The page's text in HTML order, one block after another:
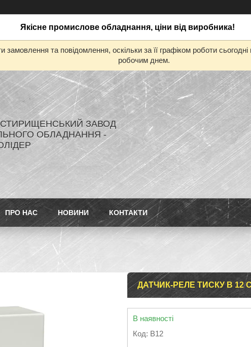
Якісне промислове обладнання, ціни від виробника!
та повідомлення, оскільки за її графіком роботи
робочим днем.
ЗАВОД
ОБЛАДНАННЯ -
ПРО НАС НОВИНИ КОНТАКТИ
ДАТЧИК-РЕЛЕ ТИСКУ B 12
В наявності
Код: В12